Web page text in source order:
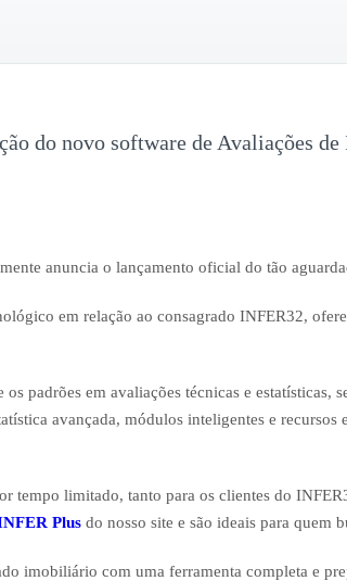
do novo software de Avaliações
anuncia o lançamento oficial do tão
em relação ao consagrado INFER32,
os padrões em avaliações técnicas e estatísticas,
avançada, módulos inteligentes e
tempo limitado, tanto para os clientes do
Plus do nosso site e são ideais para quem
imobiliário com uma ferramenta completa e